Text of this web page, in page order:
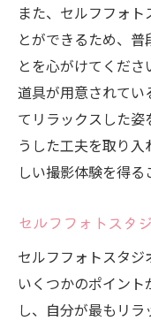
また、セルフフォ
とができるため、
とを心がけてくだ
道具が用意されてい
てリラックスした姿
うした工夫を取り
しい撮影体験を得る
セルフフォトスタ
セルフフォトスタジ
いくつかのポイン
し、自分が最もリ